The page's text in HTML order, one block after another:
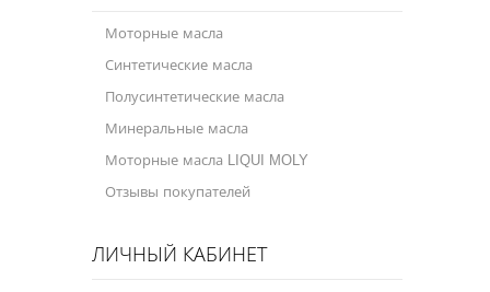
Моторные масла
Синтетические масла
Полусинтетические масла
Минеральные масла
Моторные масла LIQUI MOLY
Отзывы покупателей
ЛИЧНЫЙ КАБИНЕТ